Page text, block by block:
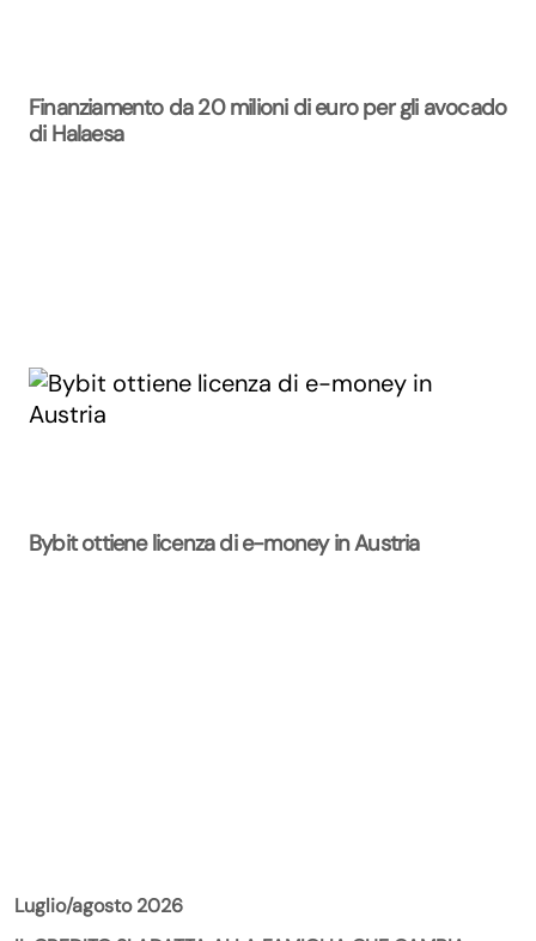
Finanziamento da 20 milioni di euro per gli avocado
di Halaesa
Bybit ottiene licenza di e-money in Austria
Luglio/agosto 2026